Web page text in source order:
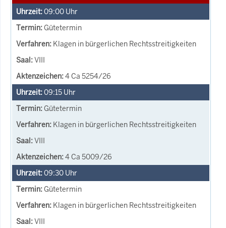
09:00 Uhr
Gütetermin
Klagen in bürgerlichen Rechtsstreitigkeiten
VIII
4 Ca 5254/26
09:15 Uhr
Gütetermin
Klagen in bürgerlichen Rechtsstreitigkeiten
VIII
4 Ca 5009/26
09:30 Uhr
Gütetermin
Klagen in bürgerlichen Rechtsstreitigkeiten
VIII